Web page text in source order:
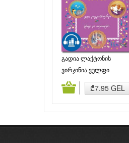
გადია ლაქტონის
ფარდა. ქვრივი და
ვირჯინია ვულფი
₾7.95 GEL
კალათაში დამატება